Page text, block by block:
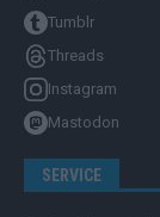
Tumblr
Threads
Instagram
Mastodon
SERVICE